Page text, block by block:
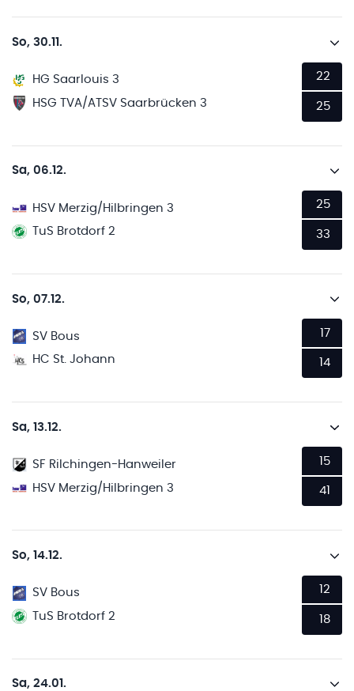
So, 30.11.
HG Saarlouis 3
HSG TVA/ATSV Saarbrücken 3
22
25
Sa, 06.12.
HSV Merzig/Hilbringen 3
TuS Brotdorf 2
25
33
So, 07.12.
SV Bous
HC St. Johann
17
14
Sa, 13.12.
SF Rilchingen-Hanweiler
HSV Merzig/Hilbringen 3
15
41
So, 14.12.
SV Bous
TuS Brotdorf 2
12
18
Sa, 24.01.